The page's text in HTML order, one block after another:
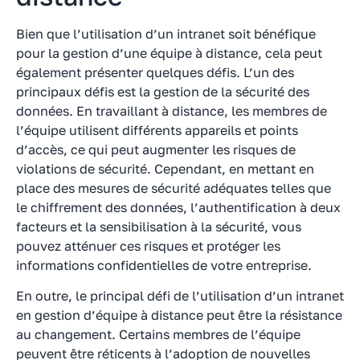
Bien que l’utilisation d’un intranet soit bénéfique
pour la gestion d’une équipe à distance, cela peut
également présenter quelques défis. L’un des
principaux défis est la gestion de la sécurité des
données. En travaillant à distance, les membres de
l’équipe utilisent différents appareils et points
d’accès, ce qui peut augmenter les risques de
violations de sécurité. Cependant, en mettant en
place des mesures de sécurité adéquates telles que
le chiffrement des données, l’authentification à deux
facteurs et la sensibilisation à la sécurité, vous
pouvez atténuer ces risques et protéger les
informations confidentielles de votre entreprise.
En outre, le principal défi de l’utilisation d’un intranet
en gestion d’équipe à distance peut être la résistance
au changement. Certains membres de l’équipe
peuvent être réticents à l’adoption de nouvelles